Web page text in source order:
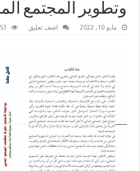
وتطوير المجتمع
مايو 10, 2022 اضف تعليق 653